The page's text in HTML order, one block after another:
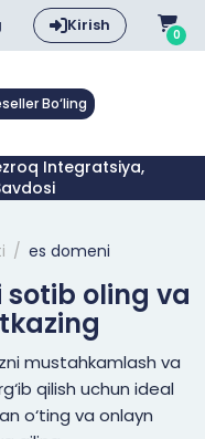
Kirish 0
Bo‘ling
Integratsiya,
es domeni
oling va
mustahkamlash va
qilish uchun ideal
o‘ting va onlayn